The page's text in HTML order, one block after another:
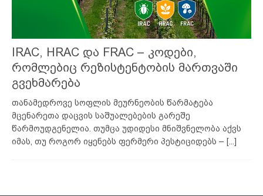
IRAC, HRAC და FRAC – კოდები,
რომლებიც რეზისტენტობის მართვაში
გვეხმარება
თანამედროვე სოფლის მეურნეობის წარმატება
მცენარეთა დაცვის საშუალებების გარეშე
წარმოუდგენელია. თუმცა უდიდესი მნიშვნელობა აქვს
იმას, თუ როგორ იყენებს ფერმერი პესტიციდებს – [...]